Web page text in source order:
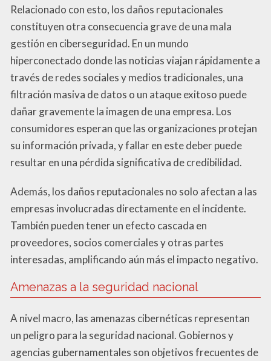
Relacionado con esto, los daños reputacionales
constituyen otra consecuencia grave de una mala
gestión en ciberseguridad. En un mundo
hiperconectado donde las noticias viajan rápidamente a
través de redes sociales y medios tradicionales, una
filtración masiva de datos o un ataque exitoso puede
dañar gravemente la imagen de una empresa. Los
consumidores esperan que las organizaciones protejan
su información privada, y fallar en este deber puede
resultar en una pérdida significativa de credibilidad.
Además, los daños reputacionales no solo afectan a las
empresas involucradas directamente en el incidente.
También pueden tener un efecto cascada en
proveedores, socios comerciales y otras partes
interesadas, amplificando aún más el impacto negativo.
Amenazas a la seguridad nacional
A nivel macro, las amenazas cibernéticas representan
un peligro para la seguridad nacional. Gobiernos y
agencias gubernamentales son objetivos frecuentes de